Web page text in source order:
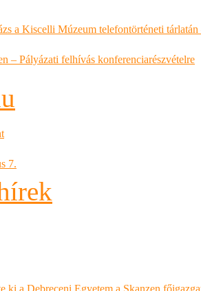
a Kiscelli Múzeum telefontörténeti tárlatán
– Pályázati felhívás konferenciarészvételre
7.
ki a Debreceni Egyetem a Skanzen